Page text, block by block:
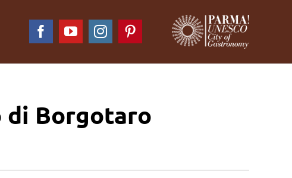
FacebookYouTubeInstagramPinterest
di Borgotaro